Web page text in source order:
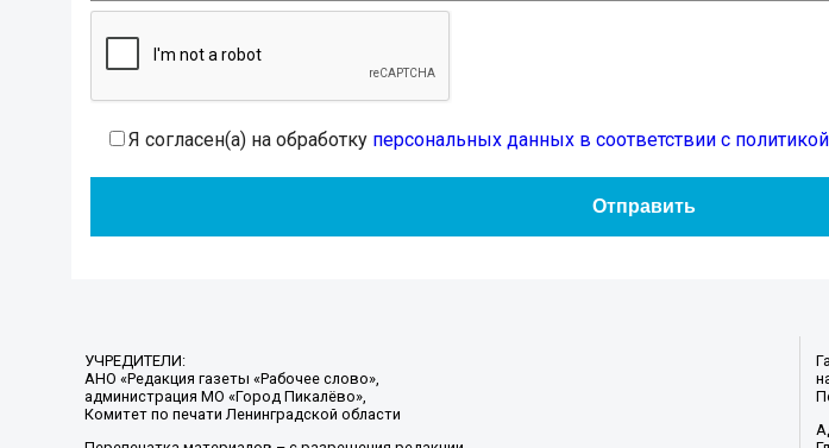
Я согласен(а) на обработку персональных данных в соответствии с
УЧРЕДИТЕЛИ:
АНО «Редакция газеты «Рабочее слово»,
администрация МО «Город Пикалёво»,
Комитет по печати Ленинградской области